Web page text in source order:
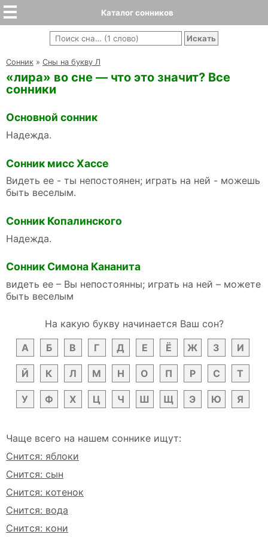
Каталог сонников
Cонник » Сны на букву Л
«лира» во сне — что это значит? Все
сонники
Основной сонник
Надежда.
Сонник мисс Хассе
Видеть ее - ты непостоянен; играть на ней - можешь
быть веселым.
Сонник Копалинского
Надежда.
Сонник Симона Кананита
видеть ее – Вы непостоянны; играть на ней – можете
быть веселым
На какую букву начинается Ваш сон?
А
Б В Г Д Е Ё Ж З И
Й К Л М Н О П Р С Т
У Ф Х Ц Ч Ш Щ Э Ю Я
Чаще всего на нашем соннике ищут:
Снится: яблоки
Снится: сын
Снится: котенок
Снится: вода
Снится: кони